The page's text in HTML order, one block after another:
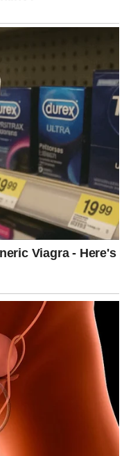
shvatate da ne morate
emociju. Da vas to
dolazi iznutra, a ne iz
razlika. I upravo
i sigurnije.
da ste na
signalda se trud
ali jeste
priznanje,
vas drugi ozbiljno
februara.
svima. Birate
donosi unutrašnji mir –
uspehu.
se